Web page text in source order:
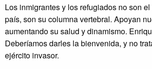
Los inmigrantes y los refugiados no son
país, son su columna vertebral. Apoyan
aumentando su salud y dinamismo.
Deberíamos darles la bienvenida, y no
ejército invasor.